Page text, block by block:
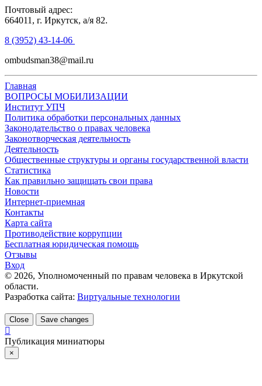
Почтовый адрес:
664011, г. Иркутск, а/я 82.
8 (3952) 43-14-06
ombudsman38@mail.ru
Главная
ВОПРОСЫ МОБИЛИЗАЦИИ
Институт УПЧ
Политика обработки персональных данных
Законодательство о правах человека
Законотворческая деятельность
Деятельность
Общественные структуры и органы государственной власти
Статистика
Как правильно защищать свои права
Новости
Интернет-приемная
Контакты
Карта сайта
Противодействие коррупции
Бесплатная юридическая помощь
Отзывы
Вход
© 2026, Уполномоченный по правам человека в Иркутской
области.
Разработка сайта: Виртуальные технологии
Close Save changes
Публикация миниатюры
×